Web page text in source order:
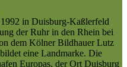
in Duisburg-Kaßlerfeld
der Ruhr in den Rhein bei
dem Kölner Bildhauer Lutz
eine Landmarke. Die
Europas, der Ort Duisburg